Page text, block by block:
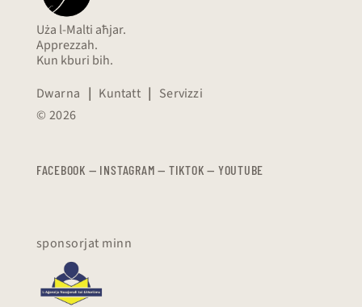
Uża l-Malti aħjar.
Apprezzah.
Kun kburi bih.
Dwarna | Kuntatt | Servizzi
© 2026
FACEBOOK — INSTAGRAM — TIKTOK — YOUTUBE
sponsorjat minn